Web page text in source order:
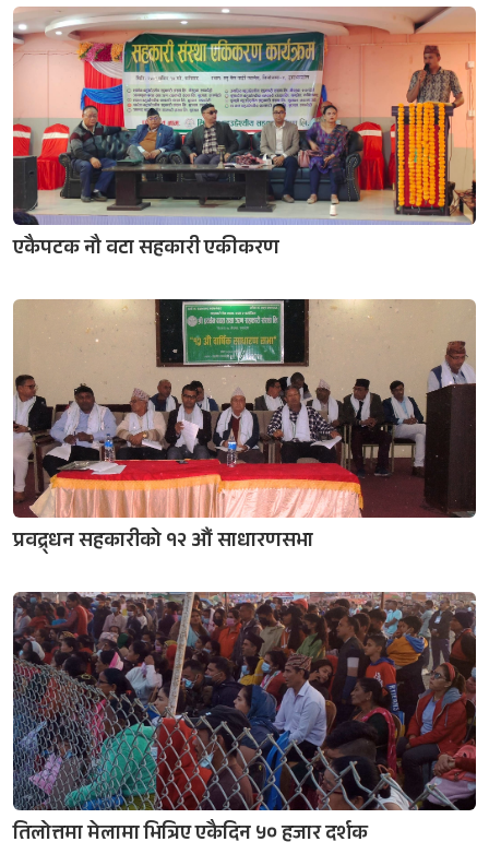
एकैपटक नौ वटा सहकारी एकीकरण
प्रवद्र्धन सहकारीको १२ औं साधारणसभा
तिलोत्तमा मेलामा भित्रिए एकैदिन ५० हजार दर्शक